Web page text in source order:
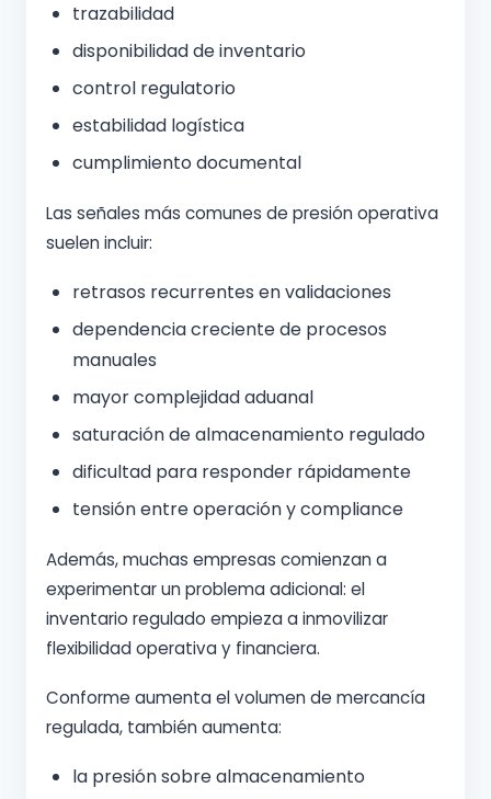
trazabilidad
disponibilidad de inventario
control regulatorio
estabilidad logística
cumplimiento documental
Las señales más comunes de presión operativa
suelen incluir:
retrasos recurrentes en validaciones
dependencia creciente de procesos
manuales
mayor complejidad aduanal
saturación de almacenamiento regulado
dificultad para responder rápidamente
tensión entre operación y compliance
Además, muchas empresas comienzan a
experimentar un problema adicional: el
inventario regulado empieza a inmovilizar
flexibilidad operativa y financiera.
Conforme aumenta el volumen de mercancía
regulada, también aumenta:
la presión sobre almacenamiento